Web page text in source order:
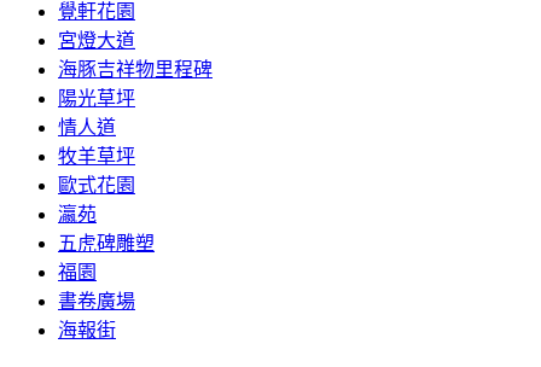
覺軒花園
宮燈大道
海豚吉祥物里程碑
陽光草坪
情人道
牧羊草坪
歐式花園
瀛苑
五虎碑雕塑
福園
書卷廣場
海報街